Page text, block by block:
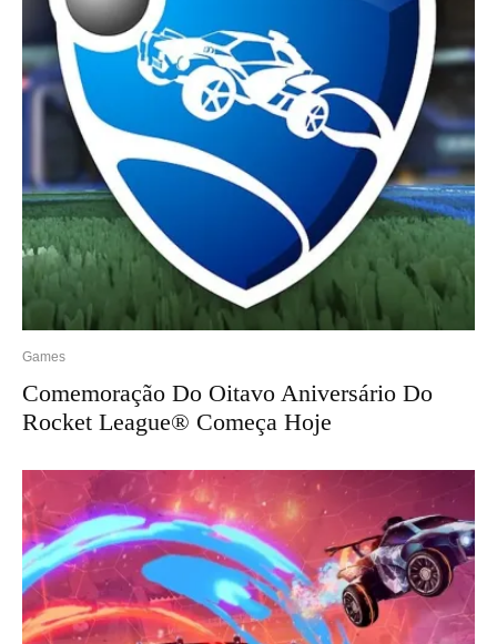
Games
Comemoração Do Oitavo Aniversário Do
Rocket League® Começa Hoje